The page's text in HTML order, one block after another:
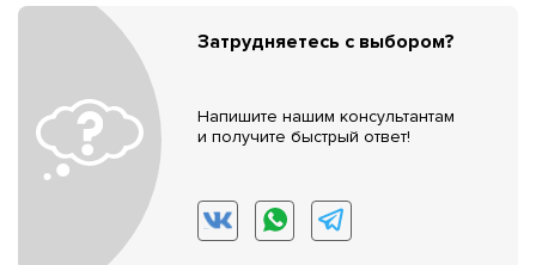
Затрудняетесь с выбором?
Напишите нашим консультантам
и получите быстрый ответ!